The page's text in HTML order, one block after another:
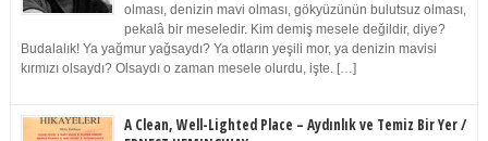
olması, denizin mavi olması, gökyüzünün bulutsuz olması,
pekalâ bir meseledir. Kim demiş mesele değildir, diye?
Budalalık! Ya yağmur yağsaydı? Ya otların yeşili mor, ya denizin mavisi
kırmızı olsaydı? Olsaydı o zaman mesele olurdu, işte. […]
A Clean, Well-Lighted Place – Aydınlık ve Temiz Bir Yer /